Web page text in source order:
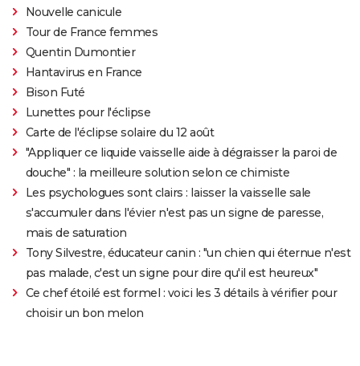
Nouvelle canicule
Tour de France femmes
Quentin Dumontier
Hantavirus en France
Bison Futé
Lunettes pour l'éclipse
Carte de l'éclipse solaire du 12 août
"Appliquer ce liquide vaisselle aide à dégraisser la paroi de
douche" : la meilleure solution selon ce chimiste
Les psychologues sont clairs : laisser la vaisselle sale
s'accumuler dans l'évier n'est pas un signe de paresse,
mais de saturation
Tony Silvestre, éducateur canin : "un chien qui éternue n'est
pas malade, c'est un signe pour dire qu'il est heureux"
Ce chef étoilé est formel : voici les 3 détails à vérifier pour
choisir un bon melon